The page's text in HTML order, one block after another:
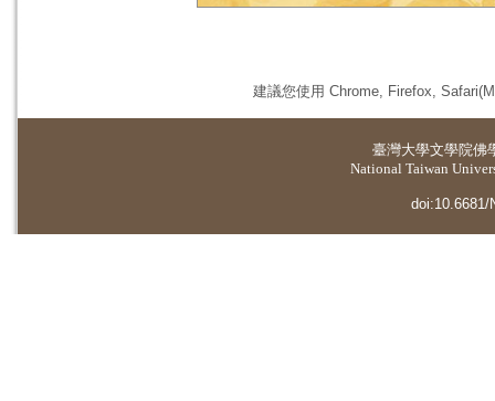
建議您使用 Chrome, Firefox,
臺灣大學文學院佛
National Taiwan
doi:10.6681/